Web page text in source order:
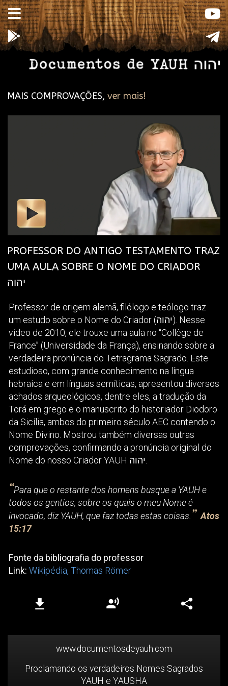
MAIS COMPROVAÇÕES, ver mais!
PROFESSOR DO ANTIGO TESTAMENTO TRAZ
UMA AULA SOBRE O NOME DO CRIADOR
יהוה
Professor de origem alemã, filólogo e teólogo traz
um estudo sobre o Nome do Criador (יהוה). Nesse
vídeo de 2010, ele trouxe uma aula no “Collège de
France” (Universidade da França), ensinando sobre a
verdadeira pronúncia do Tetragrama Sagrado. Este
estudioso, com grande conhecimento na língua
hebraica e em línguas semíticas, apresentou diversos
achados arqueológicos, dentre eles, a tradução da
Torá em grego e o manuscrito do historiador Diodoro
da Sicília, ambos do primeiro século AEC contendo o
Nome Divino. Mostrou também diversas outras
comprovações, confirmando a pronúncia original do
“Para que o restante dos homens busque a YAUH e
todos os gentios, sobre os quais o meu Nome é
invocado, diz YAUH, que faz todas estas coisas. ”Atos
15:17
Fonte da bibliografia do professor
Link: Wikipédia, Thomas Römer
.
www.documentosdeyauh.com
Proclamando os verdadeiros Nomes Sagrados
YAUH e YAUSHA